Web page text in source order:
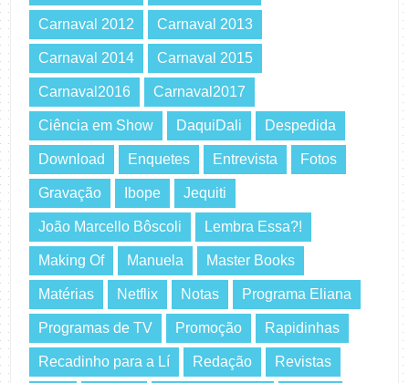
Carnaval 2012 Carnaval 2013
Carnaval 2014 Carnaval 2015
Carnaval2016 Carnaval2017
Ciência em Show DaquiDali Despedida
Download Enquetes Entrevista Fotos
Gravação Ibope Jequiti
João Marcello Bôscoli Lembra Essa?!
Making Of Manuela Master Books
Matérias Netflix Notas Programa Eliana
Programas de TV Promoção Rapidinhas
Recadinho para a Lí Redação Revistas